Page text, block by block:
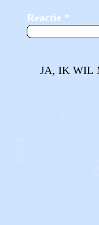
Reactie *
JA, IK WIL